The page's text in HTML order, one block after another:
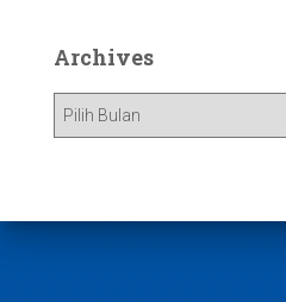
Archives